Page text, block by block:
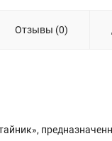
Отзывы (0)